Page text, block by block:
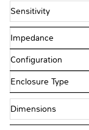
Sensitivity
Impedance
Configuration
Enclosure Type
Dimensions